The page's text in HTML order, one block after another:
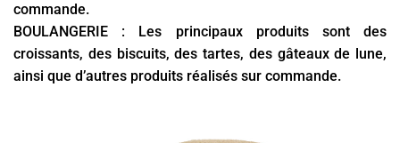
commande.
BOULANGERIE : Les principaux produits sont des
croissants, des biscuits, des tartes, des gâteaux de lune,
ainsi que d’autres produits réalisés sur commande.